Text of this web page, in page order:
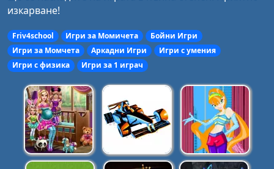
изкарване!
Friv4school Игри за Момичета
Бойни Игри
Игри за Момчета
Аркадни Игри
Игри с умения
Игри с физика
Игри за 1 играч